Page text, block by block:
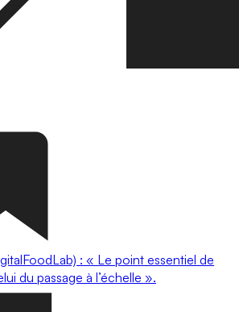
: « Le point essentiel de
du passage à l’échelle ».